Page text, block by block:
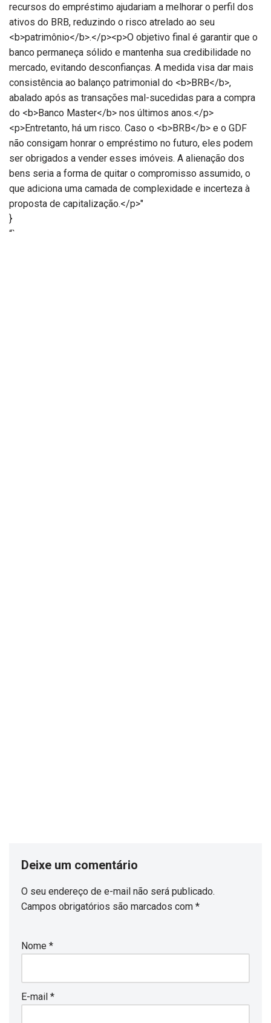
recursos do empréstimo ajudariam a melhorar o perfil dos
ativos do BRB, reduzindo o risco atrelado ao seu
<b>patrimônio</b>.</p><p>O objetivo final é garantir que o
banco permaneça sólido e mantenha sua credibilidade no
mercado, evitando desconfianças. A medida visa dar mais
consistência ao balanço patrimonial do <b>BRB</b>,
abalado após as transações mal-sucedidas para a compra
do <b>Banco Master</b> nos últimos anos.</p>
<p>Entretanto, há um risco. Caso o <b>BRB</b> e o GDF
não consigam honrar o empréstimo no futuro, eles podem
ser obrigados a vender esses imóveis. A alienação dos
bens seria a forma de quitar o compromisso assumido, o
que adiciona uma camada de complexidade e incerteza à
proposta de capitalização.</p>"
}
“`
Deixe um comentário
O seu endereço de e-mail não será publicado.
Campos obrigatórios são marcados com *
Nome *
E-mail *